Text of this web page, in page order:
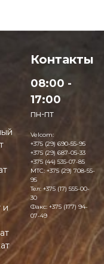
и
Контакты
08:00 -
17:00
пн-пт
Velcom:
+375 (29) 690-55-95
+375 (29) 687-05-33
+375 (44) 535-07-85
MTC:+375 (29) 708-55-
95
Тел: +375 (17) 555-00-
30
Факс: +375 (177) 94-
07-49